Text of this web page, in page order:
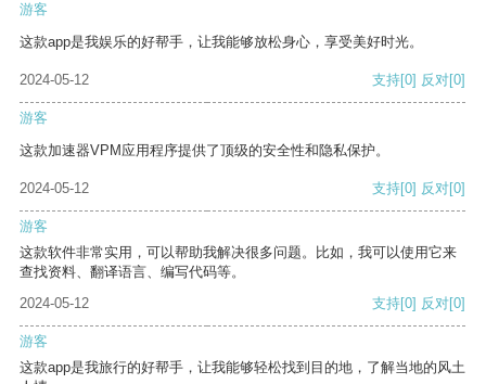
游客
这款app是我娱乐的好帮手，让我能够放松身心，享受美好时光。
2024-05-12 支持[0] 反对[0]
游客
这款加速器VPM应用程序提供了顶级的安全性和隐私保护。
2024-05-12 支持[0] 反对[0]
游客
这款软件非常实用，可以帮助我解决很多问题。比如，我可以使用它来
查找资料、翻译语言、编写代码等。
2024-05-12
支持[0] 反对[0]
游客
这款app是我旅行的好帮手，让我能够轻松找到目的地，了解当地的风土